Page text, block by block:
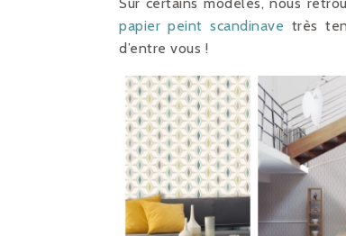
papier peint scandinave très
d’entre vous !